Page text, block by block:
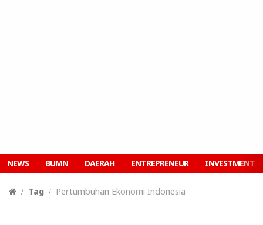
NEWS BUMN DAERAH ENTREPRENEUR INVESTMENT
Tag Pertumbuhan Ekonomi Indonesia